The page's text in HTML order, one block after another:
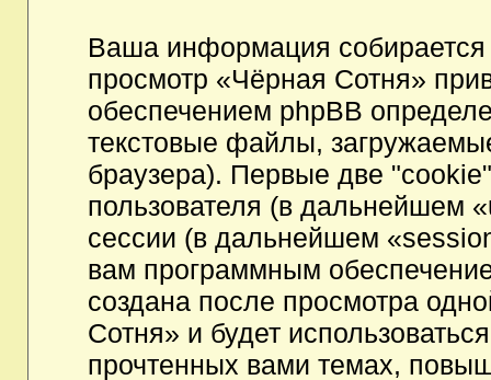
Ваша информация
просмотр «Чёрная Сотня»
обеспечением phpBB
текстовые файлы,
браузера). Первые две
пользователя (в дальнейшем
сессии (в дальнейшем
вам программным
создана после просмотра
Сотня» и будет
прочтенных вами темах,